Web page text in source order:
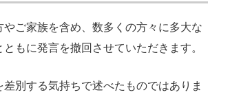
ご家族を含め、数多くの方々に多大な
もに発言を撤回させていただきます。
別する気持ちで述べたものではありま